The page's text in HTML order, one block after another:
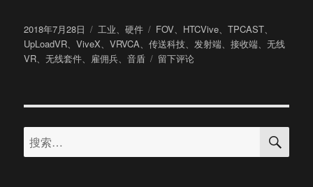
发
布
于
2018年7月28日
分
类
工业、硬件
标
签
FOV、 HTCVive、TPCAST、
UpLoadVR、ViveX、VRVCA、传送科技、发射端、接收端、无线
VR、无线套件、 雇佣兵、音盾
于
TPCAST
线
件
留下评论
搜
索：
搜